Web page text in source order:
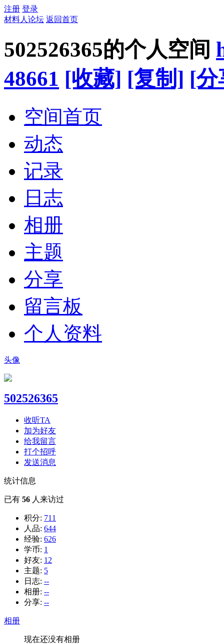
注册 登录
材料人论坛 返回首页
502526365的个人空间
48661 [收藏] [复制] [分
空间首页
动态
记录
日志
相册
主题
分享
留言板
个人资料
头像
502526365
收听TA
加为好友
给我留言
打个招呼
发送消息
统计信息
已有 56 人来访过
积分: 711
人品: 644
经验: 626
学币: 1
好友: 12
主题: 5
日志: --
相册: --
分享: --
相册
现在还没有相册